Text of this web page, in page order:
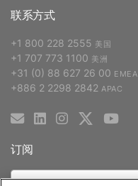
联系方式
+1 800 228 2555 美国
+1 707 773 1100 美洲
+31 (0) 88 627 26 00 EMEA
+886 2 2298 2842 APAC
订阅